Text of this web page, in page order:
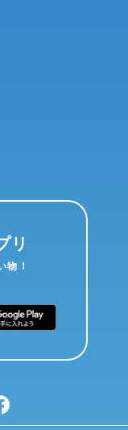
リ
物！